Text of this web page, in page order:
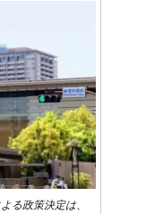
る政策決定は、